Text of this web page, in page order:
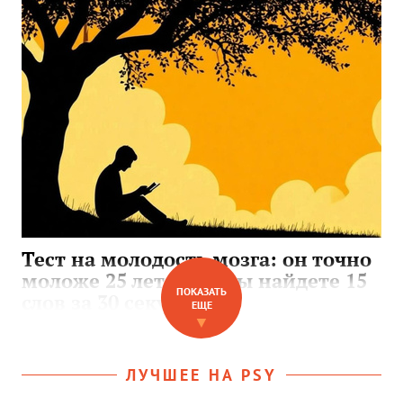
Тест на молодость мозга: он точно
моложе 25 лет, если вы найдете 15
слов за 30 секундПОКАЗАТЬ
ЕЩЕ
▼
ЛУЧШЕЕ НА PSY